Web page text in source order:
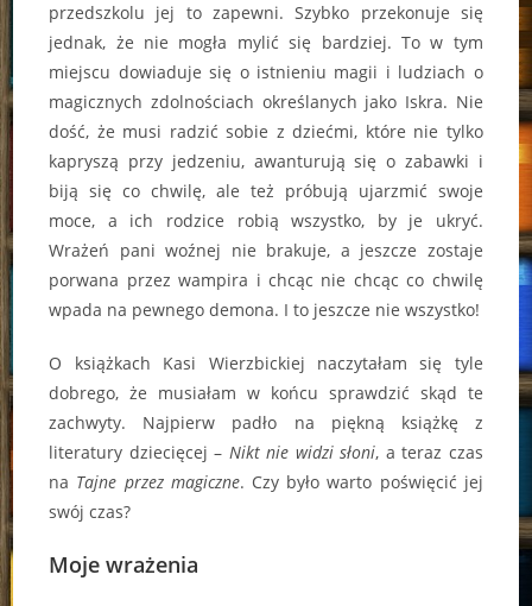
przedszkolu jej to zapewni. Szybko przekonuje się
jednak, że nie mogła mylić się bardziej. To w tym
miejscu dowiaduje się o istnieniu magii i ludziach o
magicznych zdolnościach określanych jako Iskra. Nie
dość, że musi radzić sobie z dziećmi, które nie tylko
kapryszą przy jedzeniu, awanturują się o zabawki i
biją się co chwilę, ale też próbują ujarzmić swoje
moce, a ich rodzice robią wszystko, by je ukryć.
Wrażeń pani woźnej nie brakuje, a jeszcze zostaje
porwana przez wampira i chcąc nie chcąc co chwilę
wpada na pewnego demona. I to jeszcze nie wszystko!
O książkach Kasi Wierzbickiej naczytałam się tyle
dobrego, że musiałam w końcu sprawdzić skąd te
zachwyty. Najpierw padło na piękną książkę z
literatury dziecięcej – Nikt nie widzi słoni, a teraz czas
na Tajne przez magiczne. Czy było warto poświęcić jej
swój czas?
Moje wrażenia